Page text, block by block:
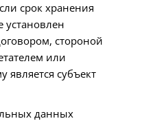
срок хранения
стороной
или
является субъект
данных